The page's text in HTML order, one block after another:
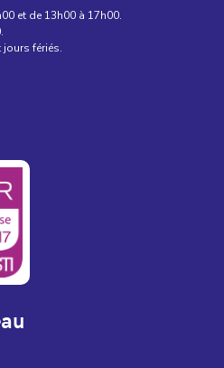
et de 13h00 à 17h00.
jours fériés.